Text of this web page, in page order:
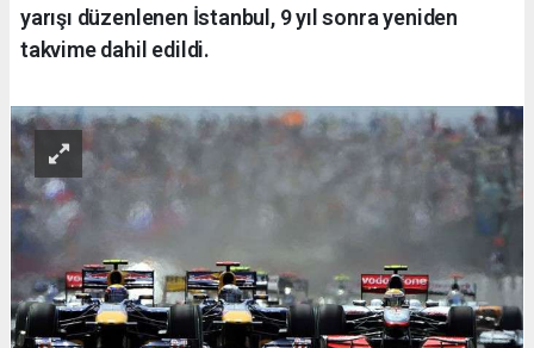
yarışı düzenlenen İstanbul, 9 yıl sonra yeniden
takvime dahil edildi.